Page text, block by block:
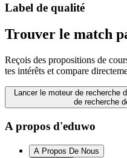
Label de qualité
Trouver le match
Reçois des propositions de
tes intérêts et compare
Lancer le moteur de recherche
de recherche
A propos d'eduwo
A Propos De Nous